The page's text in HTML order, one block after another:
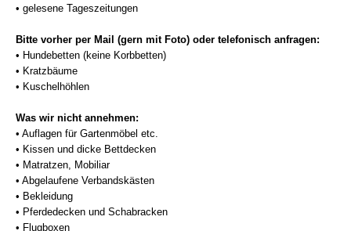
• gelesene Tageszeitungen
Bitte vorher per Mail (gern mit Foto) oder telefonisch anfragen:
• Hundebetten (keine Korbbetten)
• Kratzbäume
• Kuschelhöhlen
Was wir nicht annehmen:
• Auflagen für Gartenmöbel etc.
• Kissen und dicke Bettdecken
• Matratzen, Mobiliar
• Abgelaufene Verbandskästen
• Bekleidung
• Pferdedecken und Schabracken
• Flugboxen